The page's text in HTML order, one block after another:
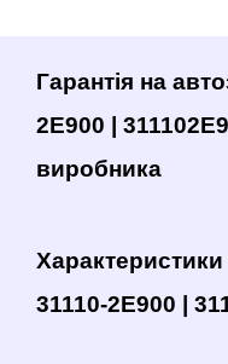
Гарантія на
2E900 |
виробника
Характеристики
31110-2E900 |